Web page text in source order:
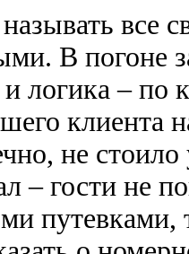
все
В погоне
логика – по
клиента
не стоило
– гости не